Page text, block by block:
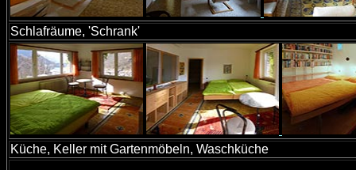
Schlafräume, 'Schrank'
Küche, Keller mit Gartenmöbeln, Waschküche